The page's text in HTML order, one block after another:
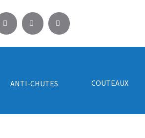
ANTI-CHUTES COUTEAUX